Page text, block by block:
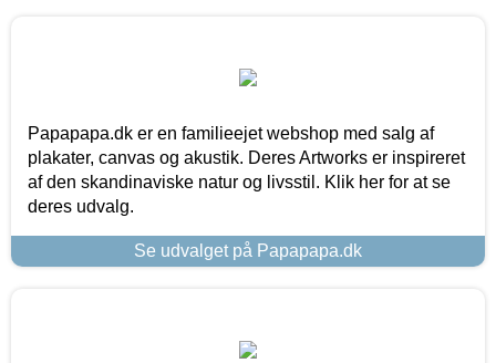
Papapapa.dk er en familieejet webshop med salg af
plakater, canvas og akustik. Deres Artworks er inspireret
af den skandinaviske natur og livsstil. Klik her for at se
deres udvalg.
Se udvalget på Papapapa.dk